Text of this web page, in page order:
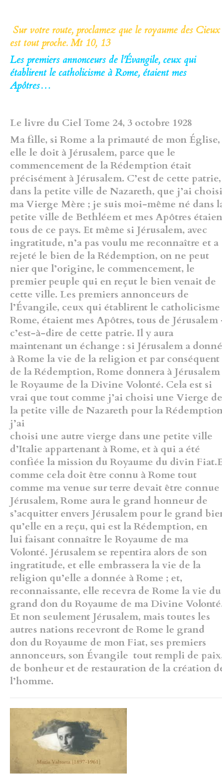
Sur votre route, proclamez que le royaume des Cieux
est tout proche. Mt 10, 13
Les premiers annonceurs de l’Évangile, ceux qui
établirent le catholicisme à Rome, étaient mes
Apôtres…
Le livre du Ciel Tome 24, 3 octobre 1928
Ma fille, si Rome a la primauté de mon Église,
elle le doit à Jérusalem, parce que le
commencement de la Rédemption était
précisément à Jérusalem. C’est de cette patrie,
dans la petite ville de Nazareth, que j’ai choisi
ma Vierge Mère ; je suis moi-même né dans
petite ville de Bethléem et mes Apôtres
tous de ce pays. Et même si Jérusalem, avec
ingratitude, n’a pas voulu me reconnaître et a
rejeté le bien de la Rédemption, on ne peut
nier que l’origine, le commencement, le
premier peuple qui enreçut le bien venait de
cette ville. Les premiers annonceurs de
l’Évangile, ceux qui établirent le catholicisme
Rome, étaient mes Apôtres, tous de Jérusalem
c’est-à-dire de cette patrie. Il y aura
maintenant un échange : si Jérusalem a donné
à Rome la vie de lareligion et par conséquent
de la Rédemption, Rome donnera à Jérusalem
le Royaume de la Divine Volonté. Cela est si
vrai que tout comme j’ai choisi une Vierge de
la petite ville de Nazareth pour la
j’ai
choisi une autre vierge dans une petite ville
d’Italie appartenant à Rome, et à qui a été
confiée la mission du Royaume du divin
comme cela doit être connu à Rome tout
comme ma venue sur terre devait être connue
Jérusalem, Rome aura le grand honneur de
s’acquitter envers Jérusalem pour le grand
qu’elle en a reçu, qui est la Rédemption, en
lui faisant connaître le Royaume de ma
Volonté. Jérusalem se repentira alors de son
ingratitude, et elle embrassera la vie de la
religion qu’elle a donnée à Rome ; et,
reconnaissante, elle recevra de Rome la vie du
grand don du Royaume de ma Divine
Et non seulement Jérusalem, mais toutes les
autres nations recevront de Rome le grand
don du Royaume de mon Fiat, ses premiers
annonceurs, son Évangile tout rempli de
de bonheur et de restauration de la création
l’homme.